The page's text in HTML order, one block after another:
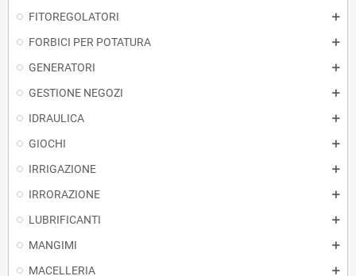
FITOREGOLATORI
FORBICI PER POTATURA
GENERATORI
GESTIONE NEGOZI
IDRAULICA
GIOCHI
IRRIGAZIONE
IRRORAZIONE
LUBRIFICANTI
MANGIMI
MACELLERIA